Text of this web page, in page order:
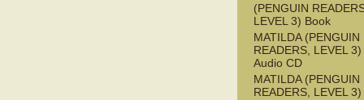
(PENGUIN
LEVEL 3) Book
MATILDA (PENGUIN
READERS, LEVEL
Audio CD
MATILDA (PENGUIN
READERS, LEVEL